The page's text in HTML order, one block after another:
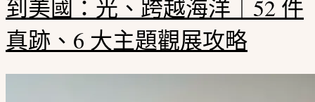
到美國：光、跨越海洋｜52 件
真跡、6 大主題觀展攻略